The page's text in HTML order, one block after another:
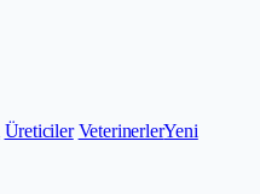
Üreticiler VeterinerlerYeni